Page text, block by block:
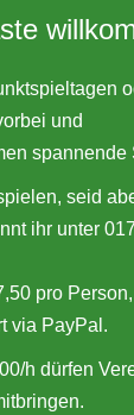
und
spannende
seid
ihr unter
pro
via PayPal.
h dürfen